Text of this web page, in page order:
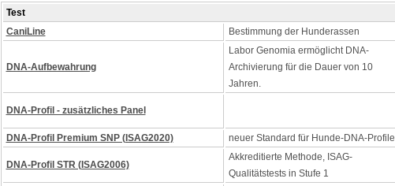
Test
CaniLine
Bestimmung der Hunderassen
DNA-Aufbewahrung
Labor Genomia ermöglicht DNA-
Archivierung für die Dauer von 10
Jahren.
DNA-Profil - zusätzliches Panel
DNA-Profil Premium SNP (ISAG2020)
neuer Standard für Hunde-DNA-Profile
DNA-Profil STR (ISAG2006)
Akkreditierte Methode, ISAG-
Qualitätstests in Stufe 1